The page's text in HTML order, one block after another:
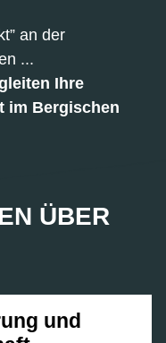
an der
...
Ihre
im Bergischen
ÜBER
und